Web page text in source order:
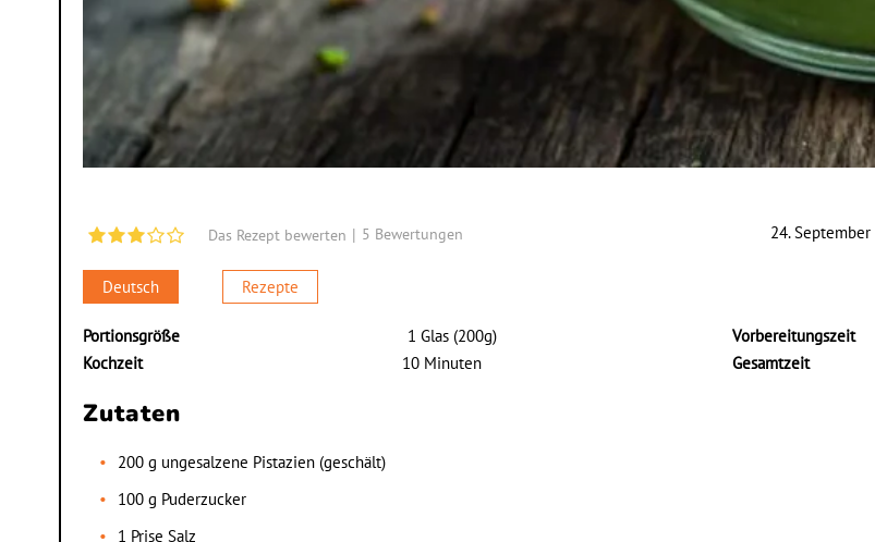
Das Rezept bewerten | 5 Bewertungen 24.
Deutsch Rezepte
Portionsgröße 1 Glas (200g) Vorbereitungszeit
Kochzeit
10 Minuten Gesamtzeit
Zutaten
200 g ungesalzene Pistazien (geschält)
100 g Puderzucker
1 Prise Salz